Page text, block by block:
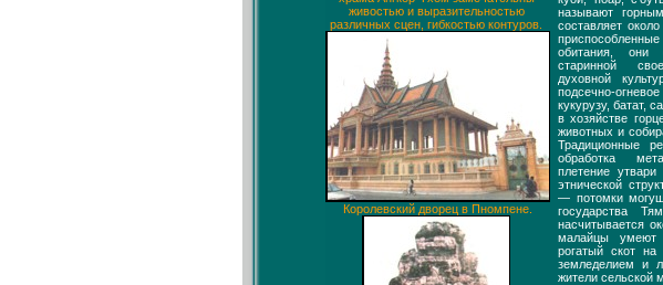
живостью и выразительностью
различных сцен, гибкостью контуров.
Королевский дворец в Пномпене.
называют
составляет
обитания, они
старинной
духовной
подсечно-
кукурузу, батат,
в хозяйстве
животных и
Традиционные
обработка
плетение
этнической
— потомки
государства
насчитывается
малайцы умеют
рогатый скот
земледелием и
жители сельской